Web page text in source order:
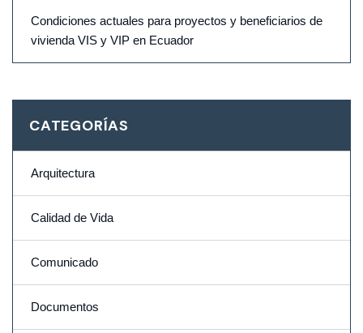
Condiciones actuales para proyectos y beneficiarios de
vivienda VIS y VIP en Ecuador
CATEGORÍAS
Arquitectura
Calidad de Vida
Comunicado
Documentos